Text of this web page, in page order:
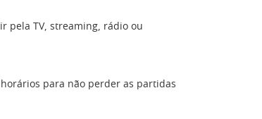
pela TV, streaming, rádio ou
para não perder as partidas